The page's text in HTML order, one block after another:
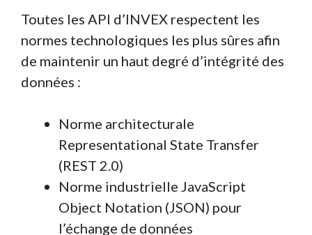
Toutes les API d’INVEX respectent les
normes technologiques les plus sûres afin
de maintenir un haut degré d’intégrité des
données :
Norme architecturale
Representational State Transfer
(REST 2.0)
Norme industrielle JavaScript
Object Notation (JSON) pour
l’échange de données